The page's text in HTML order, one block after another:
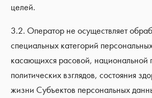
целей.
3.2. Оператор не осуществляет
специальных категорий
касающихся расовой, национальной
политических взглядов, состояния
жизни Субъектов персональных